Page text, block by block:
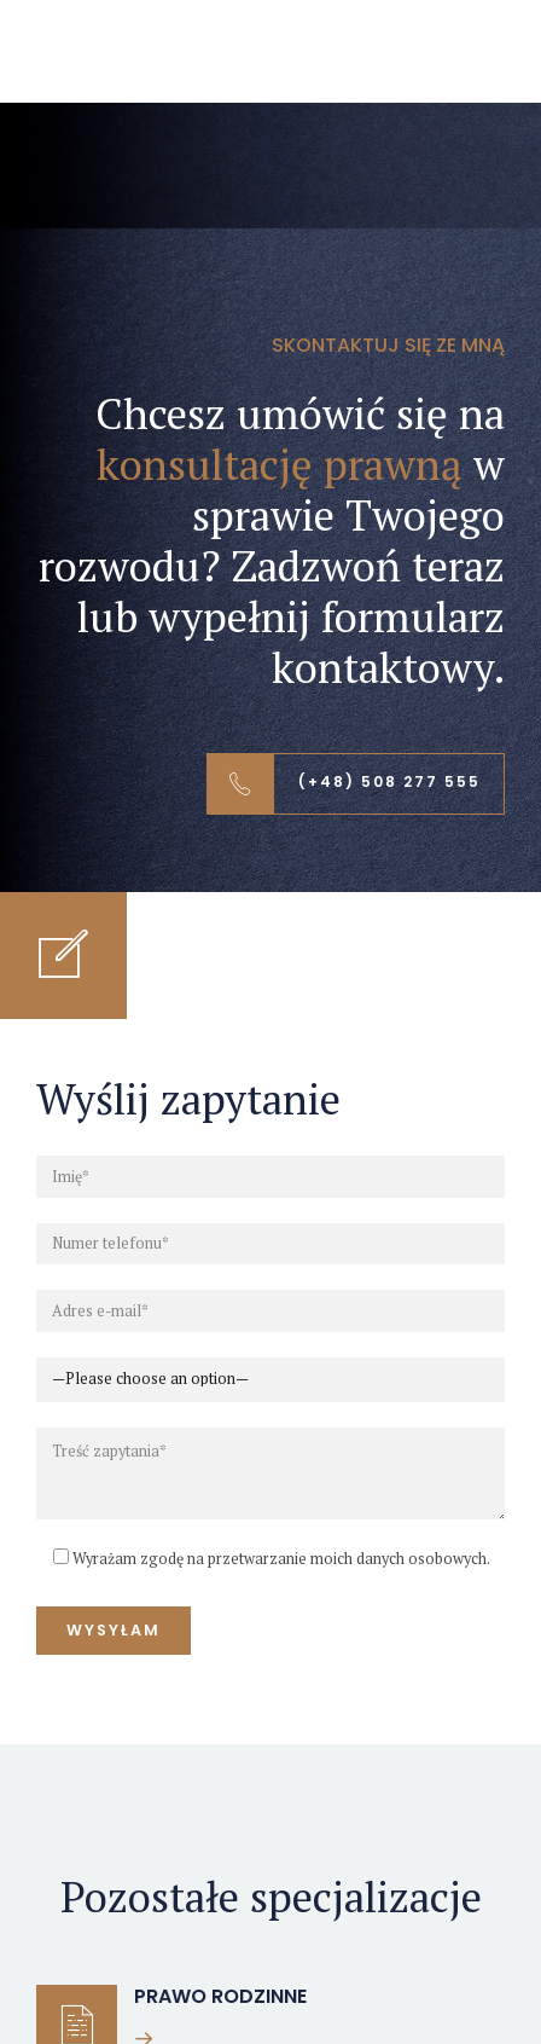
SKONTAKTUJ SIĘ ZE MNĄ
Chcesz umówić się na
konsultację prawnąw
sprawie Twojego
rozwodu? Zadzwoń teraz
lub wypełnij formularz
kontaktowy.
(+48) 508 277 555
Wyślij zapytanie
Wyrażam zgodę na przetwarzanie moich danych osobowych.
Pozostałe specjalizacje
PRAWO RODZINNE